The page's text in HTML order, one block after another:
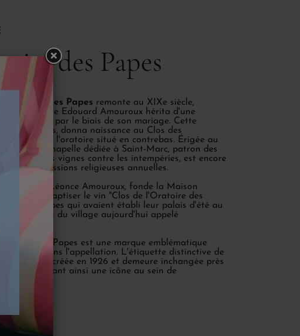
des Papes
des Papes remonte au XIXe siècle,
1880, lorsque Edouard Amouroux hérita d'une
de vigne par le biais de son mariage. Cette
dans un clos, donna naissance au Clos des
d'après l'oratoire situé en contrebas. Érigée au
petite chapelle dédiée à Saint-Marc, patron des
des vignes contre les intempéries, est encore
de processions religieuses annuelles.
d'Edouard, Léonce Amouroux, fonde la Maison
de rebaptiser le vin "Clos de l'Oratoire des
des Papes qui avaient établi leur palais d'été au
les hauteurs du village aujourd'hui appelé
des Papes est une marque emblématique
reconnue dans l'appellation. L'étiquette distinctive de
a été créée en 1926 et demeure inchangée près
tard, devenant ainsi une icône au sein de